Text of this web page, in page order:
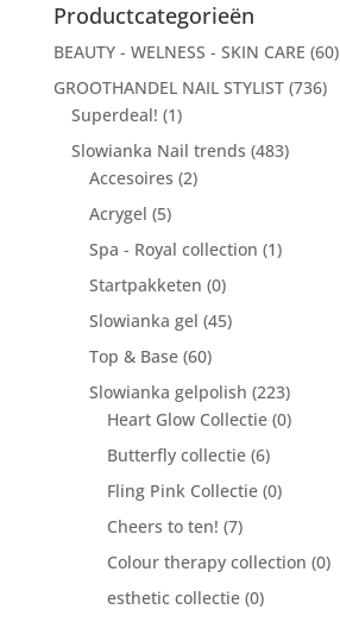
Productcategorieën
BEAUTY - WELNESS - SKIN CARE (60)
GROOTHANDEL NAIL STYLIST (736)
Superdeal! (1)
Slowianka Nail trends (483)
Accesoires (2)
Acrygel (5)
Spa - Royal collection (1)
Startpakketen (0)
Slowianka gel (45)
Top & Base (60)
Slowianka gelpolish (223)
Heart Glow Collectie (0)
Butterfly collectie (6)
Fling Pink Collectie (0)
Cheers to ten! (7)
Colour therapy collection (0)
esthetic collectie (0)